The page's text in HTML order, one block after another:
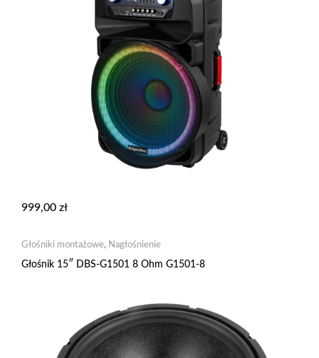
999,00 zł
Głośniki montażowe, Nagłośnienie
Głośnik 15″ DBS-G1501 8 Ohm G1501-8